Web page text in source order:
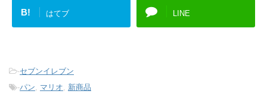
B! はてブ LINE
-セブンイレブン
-パン, マリオ, 新商品